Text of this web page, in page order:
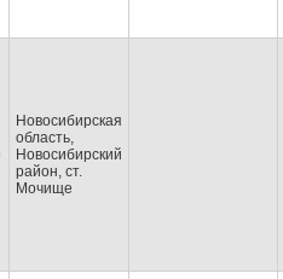
Новосибирская
область,
Новосибирский
район, ст.
Мочище